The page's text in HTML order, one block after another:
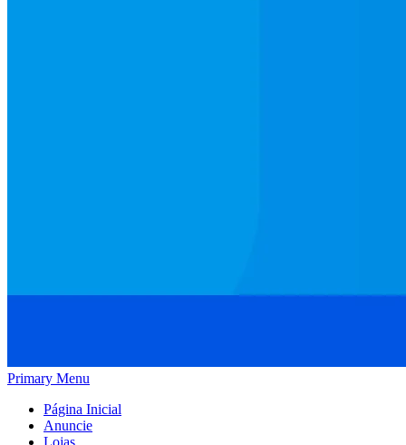
Primary Menu
Página Inicial
Anuncie
Lojas